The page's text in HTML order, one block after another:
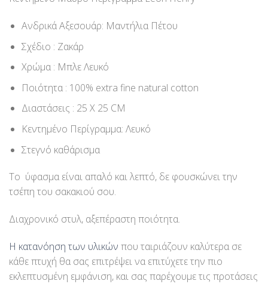
Ανδρικά Αξεσουάρ: Μαντήλια Πέτου
Σχέδιο : Ζακάρ
Χρώμα : Μπλε Λευκό
Ποιότητα : 100% extra fine natural cotton
Διαστάσεις : 25 Χ 25 CM
Κεντημένο Περίγραμμα: Λευκό
Στεγνό καθάρισμα
Το ύφασμα είναι απαλό και λεπτό, δε φουσκώνει την
τσέπη του σακακιού σου.
Διαχρονικό στυλ, αξεπέραστη ποιότητα.
Η κατανόηση των υλικών που ταιριάζουν καλύτερα σε
κάθε πτυχή θα σας επιτρέψει να επιτύχετε την πιο
εκλεπτυσμένη εμφάνιση, και σας παρέχουμε τις προτάσεις